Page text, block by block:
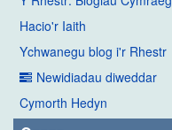
Hacio'r Iaith
Ychwanegu blog i'r Rhestr
Newidiadau diweddar
Cymorth Hedyn